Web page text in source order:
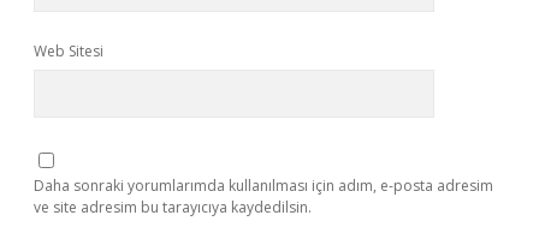
Web Sitesi
Daha sonraki yorumlarımda kullanılması için adım, e-posta adresim
ve site adresim bu tarayıcıya kaydedilsin.